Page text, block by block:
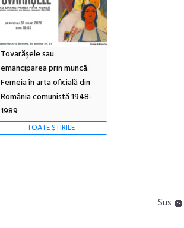
Tovarășele sau
emanciparea prin muncă.
Femeia în arta oficială din
România comunistă 1948-
1989
TOATE ȘTIRILE
Sus